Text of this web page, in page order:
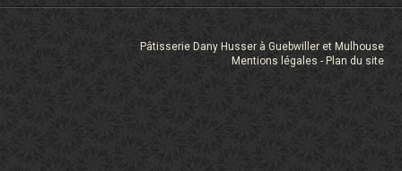
Pâtisserie Dany Husser à Guebwiller et Mulhouse
Mentions légales
Plan du site